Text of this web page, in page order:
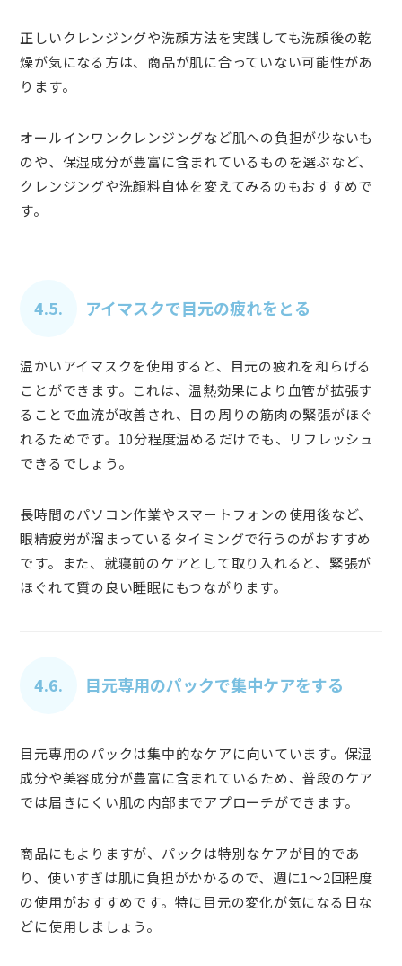
正しいクレンジングや洗顔方法を実践しても洗顔後の乾
燥が気になる方は、商品が肌に合っていない可能性があ
ります。
オールインワンクレンジングなど肌への負担が少ないも
のや、保湿成分が豊富に含まれているものを選ぶなど、
クレンジングや洗顔料自体を変えてみるのもおすすめで
す。
4.5. アイマスクで目元の疲れをとる
温かいアイマスクを使用すると、目元の疲れを和らげる
ことができます。これは、温熱効果により血管が拡張す
ることで血流が改善され、目の周りの筋肉の緊張がほぐ
れるためです。10分程度温めるだけでも、リフレッシュ
できるでしょう。
長時間のパソコン作業やスマートフォンの使用後など、
眼精疲労が溜まっているタイミングで行うのがおすすめ
です。また、就寝前のケアとして取り入れると、緊張が
ほぐれて質の良い睡眠にもつながります。
4.6. 目元専用のパックで集中ケアをする
目元専用のパックは集中的なケアに向いています。保湿
成分や美容成分が豊富に含まれているため、普段のケア
では届きにくい肌の内部までアプローチができます。
商品にもよりますが、パックは特別なケアが目的であ
り、使いすぎは肌に負担がかかるので、週に1〜2回程度
の使用がおすすめです。特に目元の変化が気になる日な
どに使用しましょう。